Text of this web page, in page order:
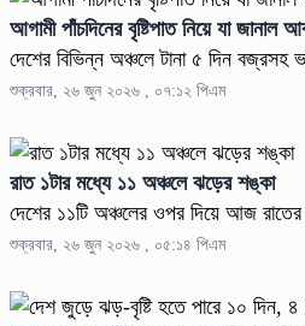
আগামী পাঁচদিনের বৃষ্টিপাত নিয়ে যা জানাল
দেশের বিভিন্ন অঞ্চলে টানা ৫ দিন বজ্রসহ
শুক্রবার, ২৬ জুন ২০২৬ , ০৭:১২ পিএম
রাত ১টার মধ্যে ১১ অঞ্চলে ঝড়ের শঙ্কা
দেশের ১১টি অঞ্চলের ওপর দিয়ে আজ
শুক্রবার, ২৬ জুন ২০২৬ , ০৫:১৪ পিএম